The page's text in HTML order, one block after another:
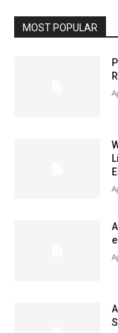
MOST POPULAR